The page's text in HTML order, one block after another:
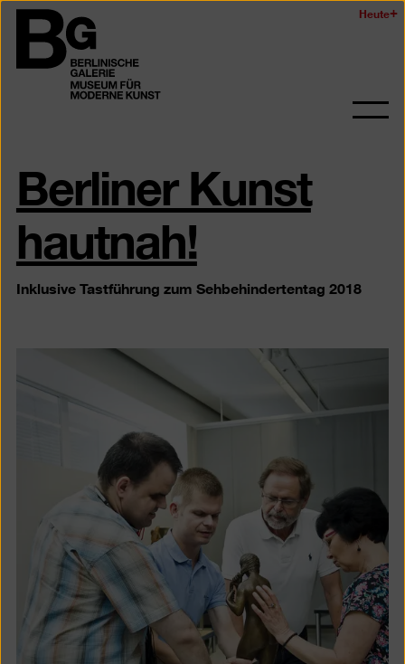
Zum
Seiteninhalt
springen
Berlinischen
Galerie
Heute
Berliner Kunst
hautnah!
Inklusive Tastführung zum Sehbehindertentag 2018